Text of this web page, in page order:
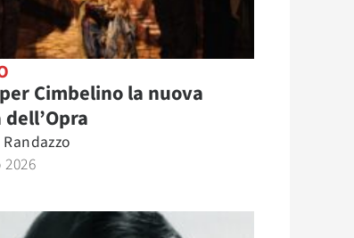
Cimbelino la nuova
2026